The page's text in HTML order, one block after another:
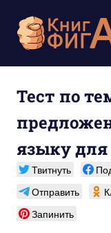
содержимому
Тест по
языку для
Твитнуть
Отправить
Запинить